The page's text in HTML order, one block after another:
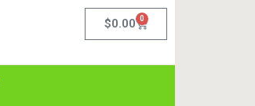
$0.00 0